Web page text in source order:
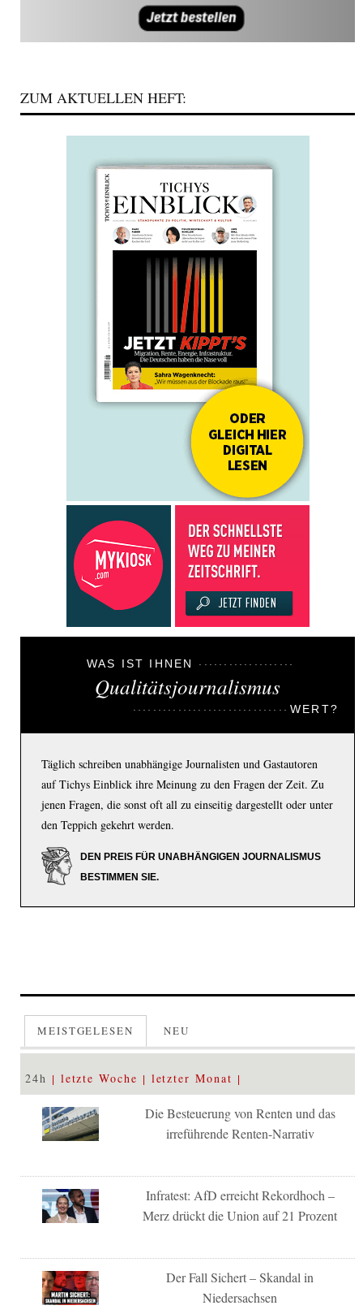
ZUM AKTUELLEN HEFT:
WAS IST IHNEN
Qualitätsjournalismus
WERT?
Täglich schreiben unabhängige Journalisten und Gastautoren
auf Tichys Einblick ihre Meinung zu den Fragen der Zeit. Zu
jenen Fragen, die sonst oft all zu einseitig dargestellt oder unter
den Teppich gekehrt werden.
DEN PREIS FÜR UNABHÄNGIGEN JOURNALISMUS
BESTIMMEN SIE.
MEISTGELESEN NEU
24h letzte Woche letzter Monat
Die Besteuerung von Renten und das
irreführende Renten-Narrativ
Infratest: AfD erreicht Rekordhoch –
Merz drückt die Union auf 21 Prozent
Der Fall Sichert – Skandal in
Niedersachsen